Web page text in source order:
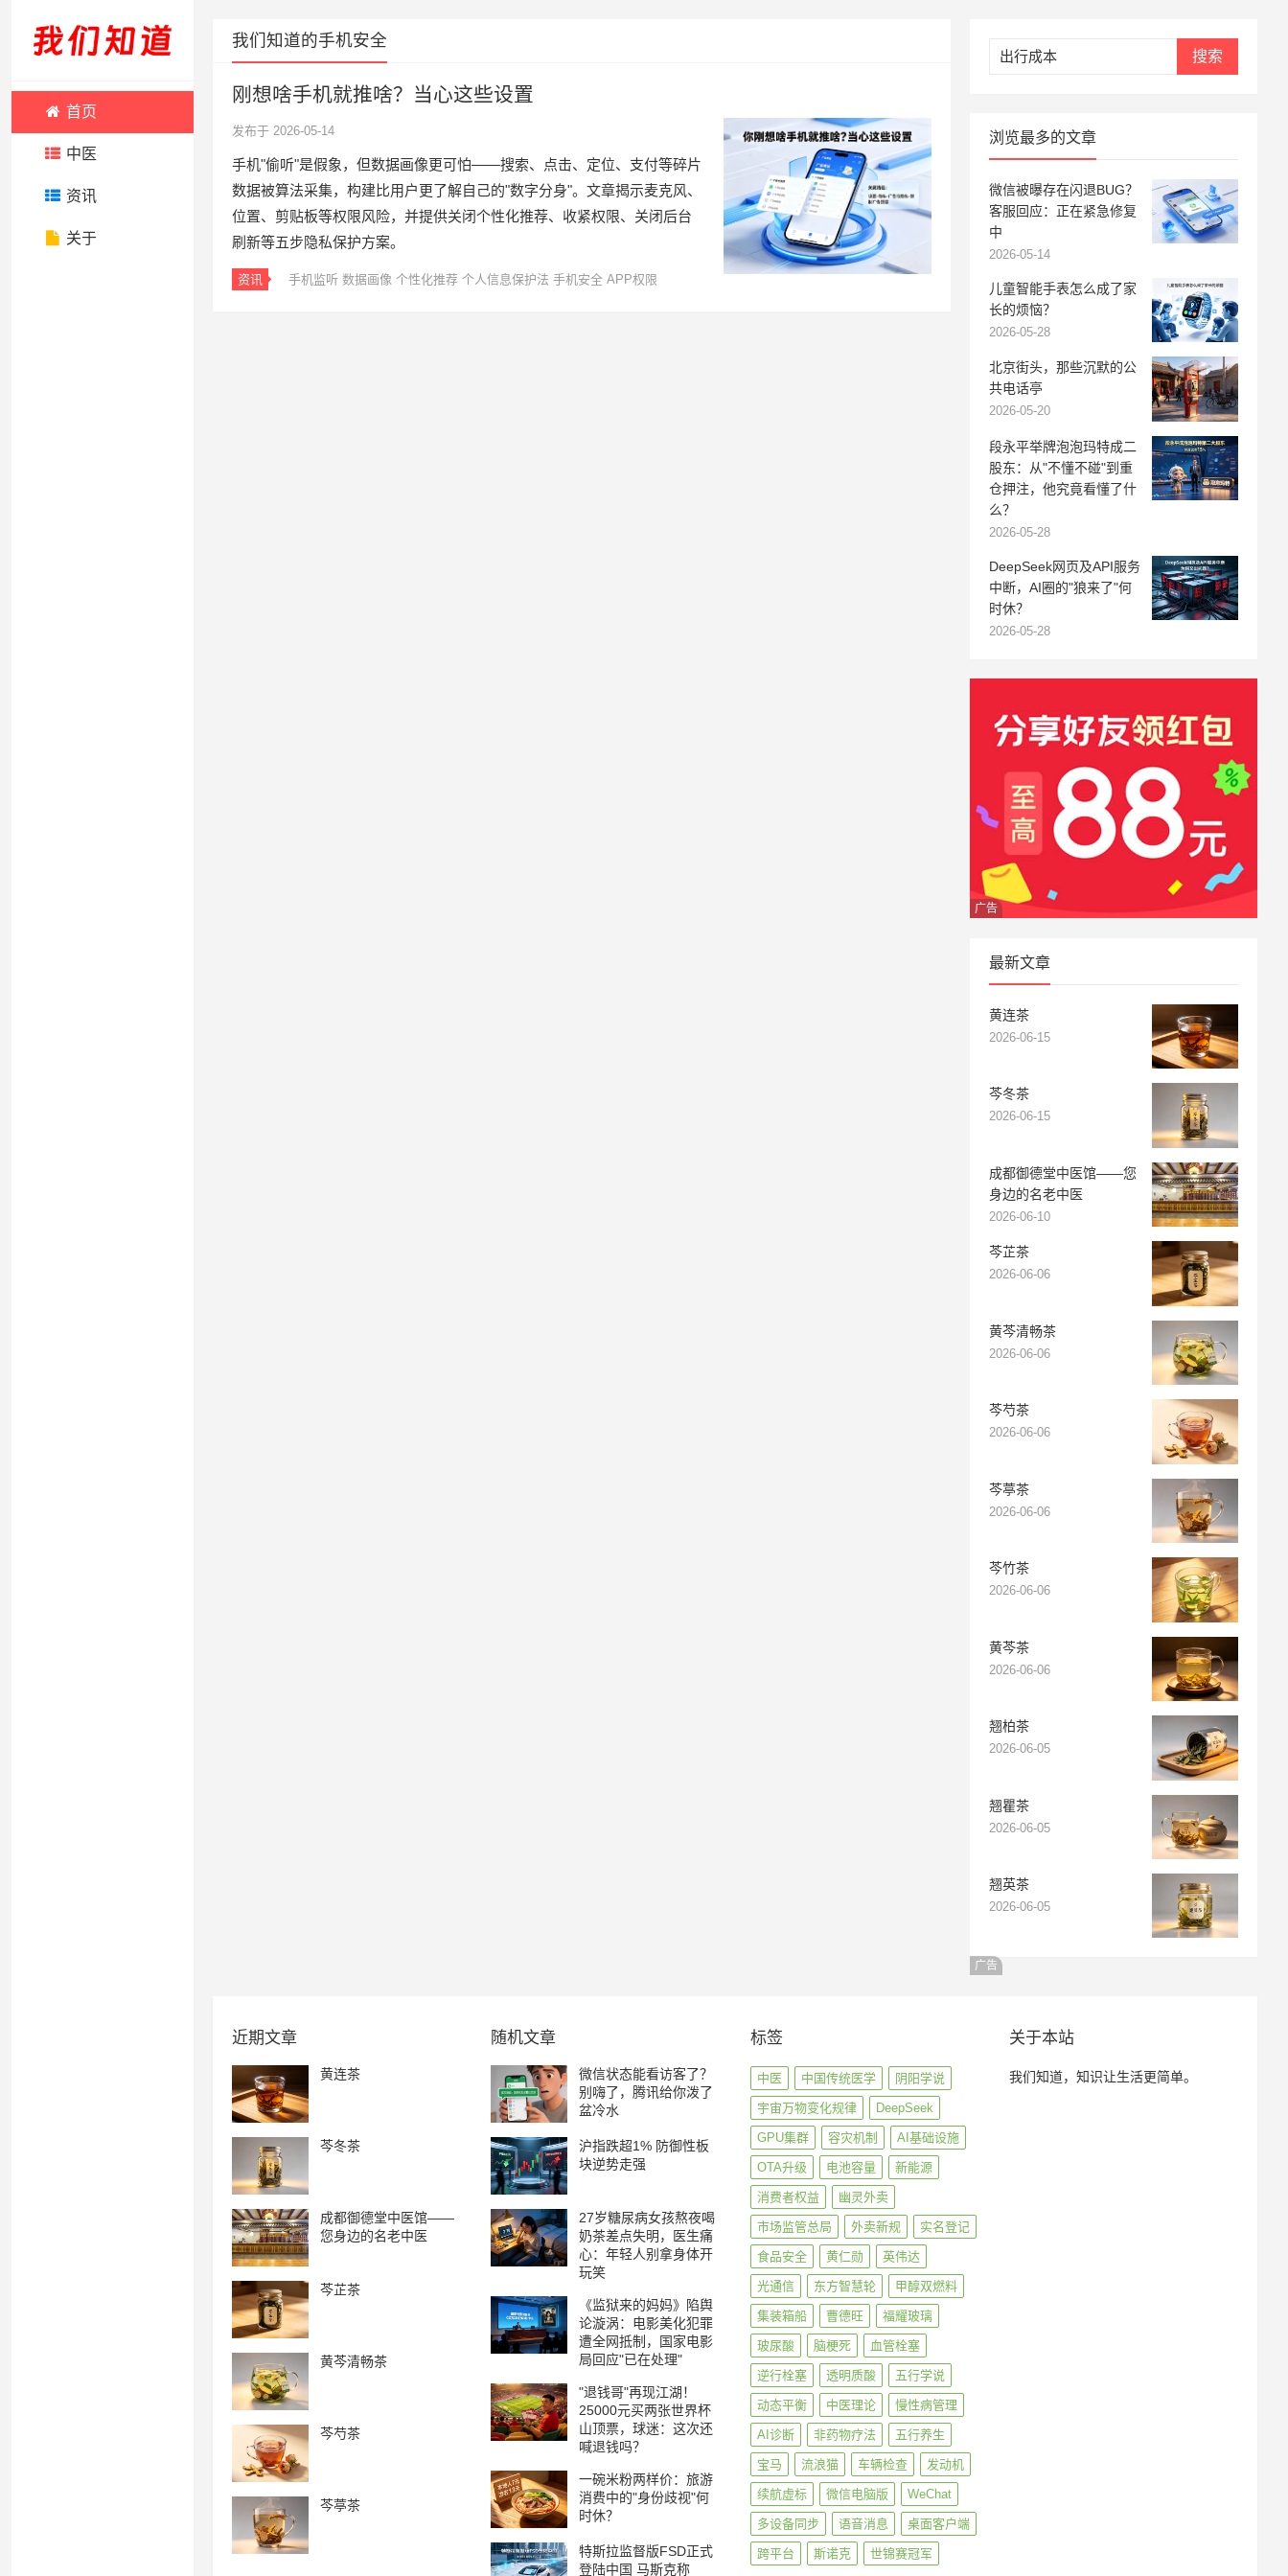
首页
中医
资讯
关于
我们知道的手机安全
刚想啥手机就推啥？当心这些设置
发布于 2026-05-14
手机"偷听"是假象，但数据画像更可怕——搜索、点击、定位、支付等碎片
数据被算法采集，构建比用户更了解自己的"数字分身"。文章揭示麦克风、
位置、剪贴板等权限风险，并提供关闭个性化推荐、收紧权限、关闭后台
刷新等五步隐私保护方案。
资讯 手机监听 数据画像 个性化推荐 个人信息保护法 手机安全 APP权限
搜索
浏览最多的文章
微信被曝存在闪退BUG？
客服回应：正在紧急修复
中
2026-05-14
儿童智能手表怎么成了家
长的烦恼？
2026-05-28
北京街头，那些沉默的公
共电话亭
2026-05-20
段永平举牌泡泡玛特成二
股东：从"不懂不碰"到重
仓押注，他究竟看懂了什
么？
2026-05-28
DeepSeek网页及API服务
中断，AI圈的"狼来了"何
时休？
2026-05-28
广告
最新文章
黄连茶
2026-06-15
芩冬茶
2026-06-15
成都御德堂中医馆——您
身边的名老中医
2026-06-10
芩芷茶
2026-06-06
黄芩清畅茶
2026-06-06
芩芍茶
2026-06-06
芩葶茶
2026-06-06
芩竹茶
2026-06-06
黄芩茶
2026-06-06
翘柏茶
2026-06-05
翘瞿茶
2026-06-05
翘英茶
2026-06-05
广告
近期文章
黄连茶
芩冬茶
成都御德堂中医馆——
您身边的名老中医
芩芷茶
黄芩清畅茶
芩芍茶
芩葶茶
随机文章
微信状态能看访客了？
别嗨了，腾讯给你泼了
盆冷水
沪指跌超1% 防御性板
块逆势走强
27岁糖尿病女孩熬夜喝
奶茶差点失明，医生痛
心：年轻人别拿身体开
玩笑
《监狱来的妈妈》陷舆
论漩涡：电影美化犯罪
遭全网抵制，国家电影
局回应"已在处理"
"退钱哥"再现江湖！
25000元买两张世界杯
山顶票，球迷：这次还
喊退钱吗？
一碗米粉两样价：旅游
消费中的"身份歧视"何
时休？
特斯拉监督版FSD正式
登陆中国 马斯克称
标签
中医 中国传统医学 阴阳学说
宇宙万物变化规律 DeepSeek
GPU集群 容灾机制 AI基础设施
OTA升级 电池容量 新能源
消费者权益 幽灵外卖
市场监管总局 外卖新规 实名登记
食品安全 黄仁勋 英伟达
光通信 东方智慧轮 甲醇双燃料
集装箱船 曹德旺 福耀玻璃
玻尿酸 脑梗死 血管栓塞
逆行栓塞 透明质酸 五行学说
动态平衡 中医理论 慢性病管理
AI诊断 非药物疗法 五行养生
宝马 流浪猫 车辆检查 发动机
续航虚标 微信电脑版 WeChat
多设备同步 语音消息 桌面客户端
跨平台 斯诺克 世锦赛冠军
关于本站
我们知道，知识让生活更简单。